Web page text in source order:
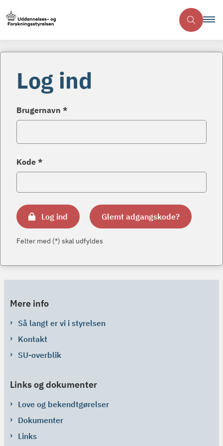
Log ind
Brugernavn *
Kode *
Log ind Glemt adgangskode?
Felter med (*) skal udfyldes
Mere info
Så langt er vi i styrelsen
Kontakt
SU-overblik
Links og dokumenter
Love og bekendtgørelser
Dokumenter
Links